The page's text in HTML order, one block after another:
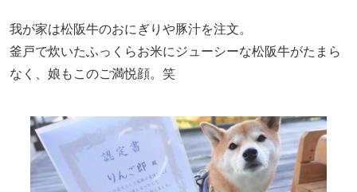
我が家は松阪牛のおにぎりや豚汁を注文。
釜戸で炊いたふっくらお米にジューシーな松阪牛がたまら
なく、娘もこのご満悦顔。笑